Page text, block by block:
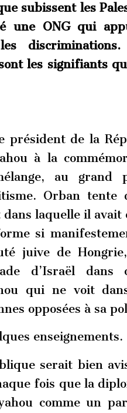
subissent les
une ONG qui
les signifiants
président de la
à la
au grand
Orban tente
laquelle il avait
si
juive de
d’Israël
qui ne voit
opposées à sa
enseignements.
serait bien
fois que la
comme un